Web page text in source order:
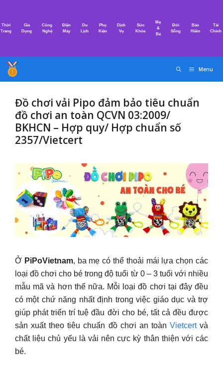
nội
Thời
Trang
Gia
Dụng
Công
Nghệ
Điện
Máy
Du
Lịch
Phụ
Kiện
Dịch
Vụ
Sức
Khỏe
Mẹ
&
Bé
Đời
Sống
Bảo
Hiểm
Tài
Chính
Menu
Đồ chơi vải Pipo đảm bảo tiêu chuẩn
đồ chơi an toàn QCVN 03:2009/
BKHCN – Hợp quy/ Hợp chuẩn số
2357/Vietcert
Ở PiPoVietnam, ba mẹ có thể thoải mái lựa chọn các
loại đồ chơi cho bé trong độ tuổi từ 0 – 3 tuổi với nhiều
mẫu mã và hơn thế nữa. Mỗi loại đồ chơi tại đây đều
có một chứ năng nhất định trong việc giáo dục và trợ
giúp phát triển trí tuệ đầu đời cho bé, tất cả đều được
sản xuất theo tiêu chuẩn đồ chơi an toàn Vietcertvà
chất liệu chủ yếu là vải nên cực kỳ thân thiện với các
bé.